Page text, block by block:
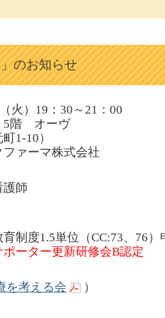
のお知らせ
火）19：30～21：00
5階 オーヴ
10）
ァーマ株式会社
護師
制度1.5単位（CC:73、76）
ター更新研修会B認定
を考える会 ）